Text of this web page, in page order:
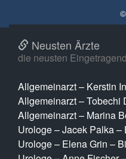
Neusten Ärzte
die neusten
Allgemeinarzt – Kerstin
Allgemeinarzt – Tobechi
Allgemeinarzt – Marina
Urologe – Jacek Palka –
Urologe – Elena Grin –